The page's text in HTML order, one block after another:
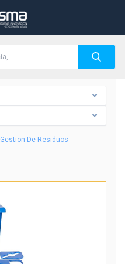
Gestion De Residuos